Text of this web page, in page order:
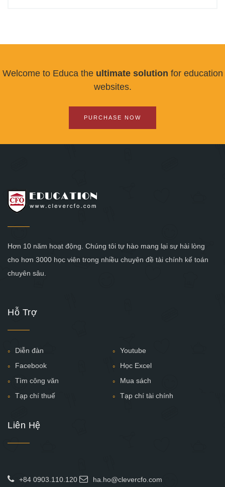
Welcome to Educa the ultimate solution for education
websites.
PURCHASE NOW
Hơn 10 năm hoạt động. Chúng tôi tự hào mang lại sự hài lòng
cho hơn 3000 học viên trong nhiều chuyên đề tài chính kế toán
chuyên sâu.
Hỗ Trợ
Diễn đàn
Youtube
Facebook
Học Excel
Tìm công văn
Mua sách
Tạp chí thuế
Tạp chí tài chính
Liên Hệ
+84 0903.110.120 ha.ho@clevercfo.com